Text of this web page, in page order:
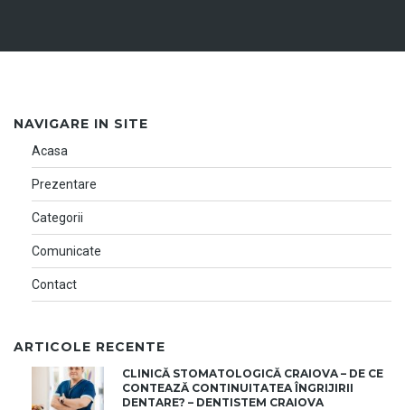
NAVIGARE IN SITE
Acasa
Prezentare
Categorii
Comunicate
Contact
ARTICOLE RECENTE
CLINICĂ STOMATOLOGICĂ CRAIOVA – DE CE
CONTEAZĂ CONTINUITATEA ÎNGRIJIRII
DENTARE? – DENTISTEM CRAIOVA